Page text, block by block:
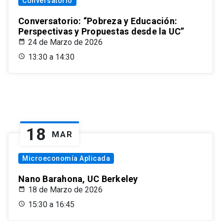
Conversatorio: “Pobreza y Educación:
Perspectivas y Propuestas desde la UC”
24 de Marzo de 2026
13:30 a 14:30
18 MAR
Microeconomía Aplicada
Nano Barahona, UC Berkeley
18 de Marzo de 2026
15:30 a 16:45